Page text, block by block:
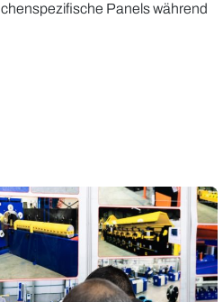
Panels während